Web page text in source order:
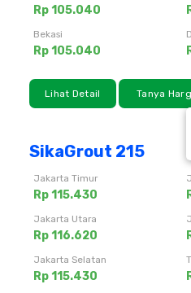
Rp 105.040
Bekasi
Rp 105.040
Lihat Detail Tanya
SikaGrout 215
Jakarta Timur
Rp 115.430
Jakarta Utara
Rp 116.620
Jakarta Selatan
Rp 115.430